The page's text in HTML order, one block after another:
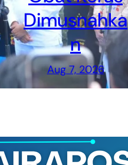
Dimusnahka
n
Aug 7, 2026